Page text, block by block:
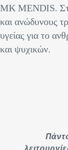
MK MENDIS.
και ανώδυνους
υγείας για το
και ψυχικών.